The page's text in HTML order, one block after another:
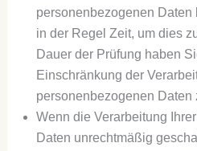
personenbezogenen
in der Regel Zeit, um dies
Dauer der Prüfung haben
Einschränkung der
personenbezogenen Daten
Wenn die Verarbeitung
Daten unrechtmäßig